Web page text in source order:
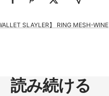
SLAYLER】 RING MESH-WINE
読み続ける